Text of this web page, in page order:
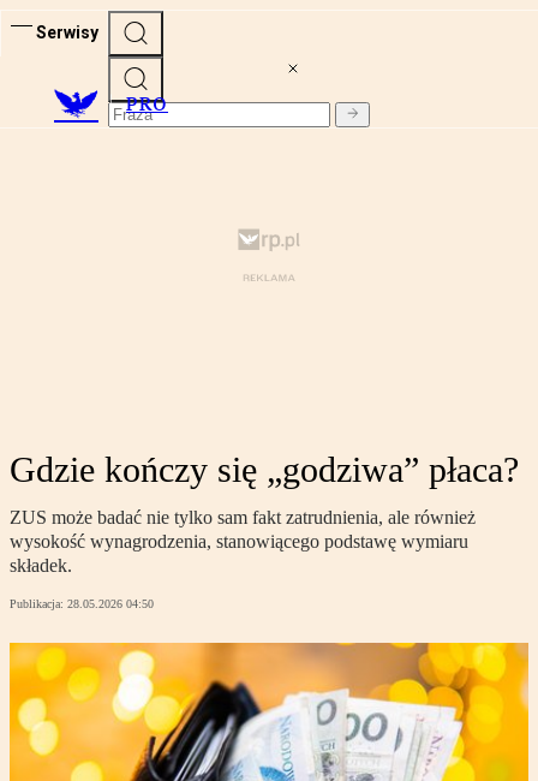
Serwisy
PRO
Gdzie kończy się „godziwa” płaca?
ZUS może badać nie tylko sam fakt zatrudnienia, ale również
wysokość wynagrodzenia, stanowiącego podstawę wymiaru
składek.
Publikacja: 28.05.2026 04:50